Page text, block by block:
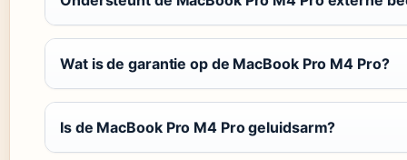
Wat is de garantie op de MacBook Pro M4 Pro?
Is de MacBook Pro M4 Pro geluidsarm?